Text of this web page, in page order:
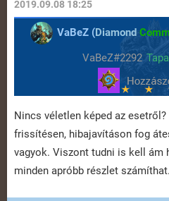
2019.09.08 18:25
VaBeZ (Diamond
VaBeZ#2292
Nincs véletlen képed az
frissítésen, hibajavításon fog
vagyok. Viszont tudni is kell ám
minden apróbb részlet számíthat.